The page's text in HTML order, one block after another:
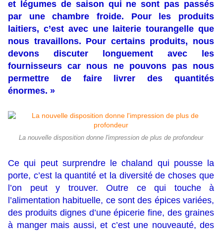
et légumes de saison qui ne sont pas passés
par une chambre froide. Pour les produits
laitiers, c’est avec une laiterie tourangelle que
nous travaillons. Pour certains produits, nous
devons discuter longuement avec les
fournisseurs car nous ne pouvons pas nous
permettre de faire livrer des quantités
énormes. »
La nouvelle disposition donne l'impression de plus de profondeur
Ce qui peut surprendre le chaland qui pousse la
porte, c’est la quantité et la diversité de choses que
l’on peut y trouver. Outre ce qui touche à
l’alimentation habituelle, ce sont des épices variées,
des produits dignes d’une épicerie fine, des graines
à manger mais aussi, et c’est une nouveauté, des